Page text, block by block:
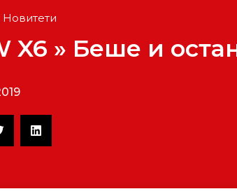
Новитети
X6 » Беше и